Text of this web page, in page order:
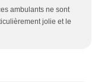
ambulants ne sont
jolie et le